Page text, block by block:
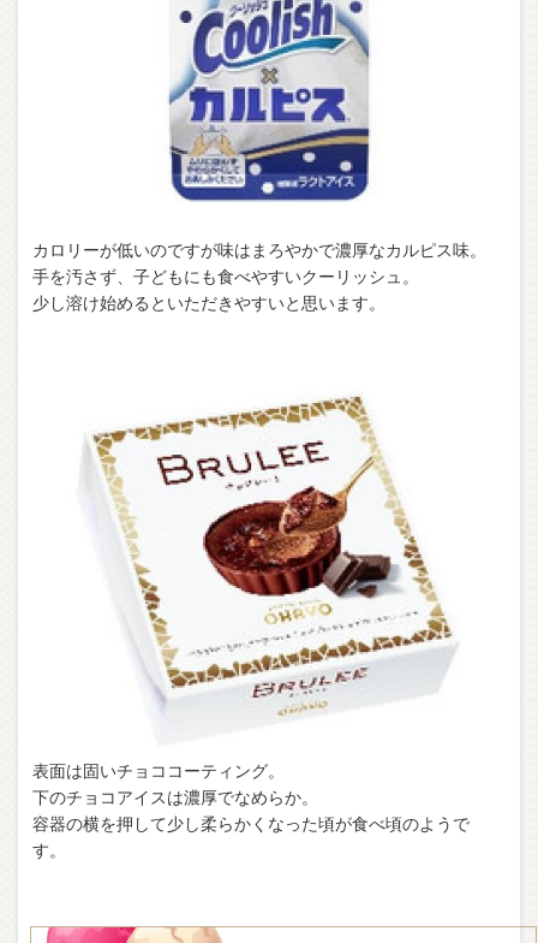
カロリーが低いのですが味はまろやかで濃厚なカルピス味。
手を汚さず、子どもにも食べやすいクーリッシュ。
少し溶け始めるといただきやすいと思います。
表面は固いチョココーティング。
下のチョコアイスは濃厚でなめらか。
容器の横を押して少し柔らかくなった頃が食べ頃のようで
す。